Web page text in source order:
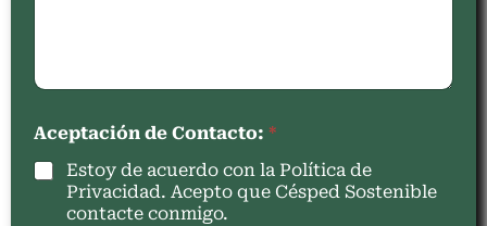
Aceptación de Contacto: *
Estoy de acuerdo con la Política de
Privacidad. Acepto que Césped Sostenible
contacte conmigo.